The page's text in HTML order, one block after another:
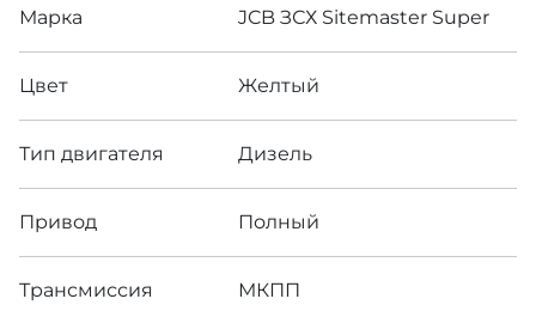
Марка JCB ЗСХ Sitemaster Super
Цвет Желтый
Тип двигателя Дизель
Привод Полный
Трансмиссия МКПП